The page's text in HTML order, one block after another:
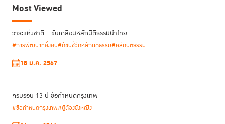
ยุติธรรม นำเสนอพัฒนาการความสัมพันธ์ระหว่างประเทศไทยกับ OECD ที่
ดำเนินมากว่า 20 ปี พร้อมชี้ให้เห็นว่าการเป็นสมาชิก OECD ไม่ใช่เรื่องไกลตัว
แต่เป็นรากฐานที่จะช่วยยกระดับทั้งความมั่งคั่งของประเทศและความแข็งแกร่ง
ของกระบวนการยุติธรรมไทย และจุฑาธัช คูเกษมรัตน์ เจ้าหน้าที่ประสานงาน
รวมถึงการสแกนระบบยุติธรรมใน 3 มิติ เพื่อเตรียมความพร้อมรับการประเมิน
Most Viewed
วาระแห่งชาติ… ขับเคลื่อนหลักนิติธรรมนำไทย
#การพัฒนาที่ยั่งยืน#ดัชนีชี้วัดหลักนิติธรรม#หลักนิติธรรม
18 ม.ค. 2567
ครบรอบ 13 ปี ข้อกำหนดกรุงเทพ
#ข้อกำหนดกรุงเทพ#ผู้ต้องขังหญิง